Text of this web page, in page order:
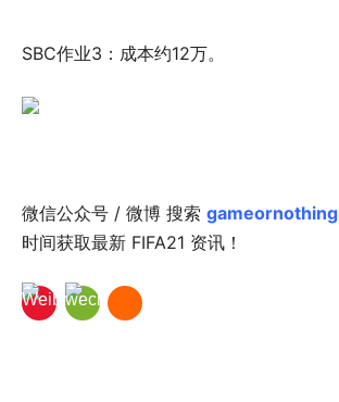
SBC作业3：成本约12万。
微信公众号 / 微博 搜索 gameornothing
时间获取最新 FIFA21 资讯！